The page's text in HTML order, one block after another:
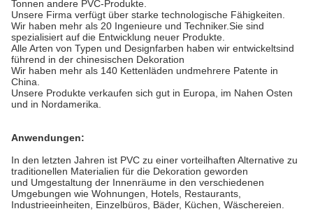
Tonnen andere PVC-Produkte.
Unsere Firma verfügt über starke technologische Fähigkeiten.
Wir haben mehr als 20 Ingenieure und Techniker.Sie sind
spezialisiert auf die Entwicklung neuer Produkte.
Alle Arten von Typen und Designfarben haben wir entwickeltsind
führend in der chinesischen Dekoration
Wir haben mehr als 140 Kettenläden undmehrere Patente in
China.
Unsere Produkte verkaufen sich gut in Europa, im Nahen Osten
und in Nordamerika.
Anwendungen:
In den letzten Jahren ist PVC zu einer vorteilhaften Alternative zu
traditionellen Materialien für die Dekoration geworden
und Umgestaltung der Innenräume in den verschiedenen
Umgebungen wie Wohnungen, Hotels, Restaurants,
Industrieeinheiten, Einzelbüros, Bäder, Küchen, Wäschereien.